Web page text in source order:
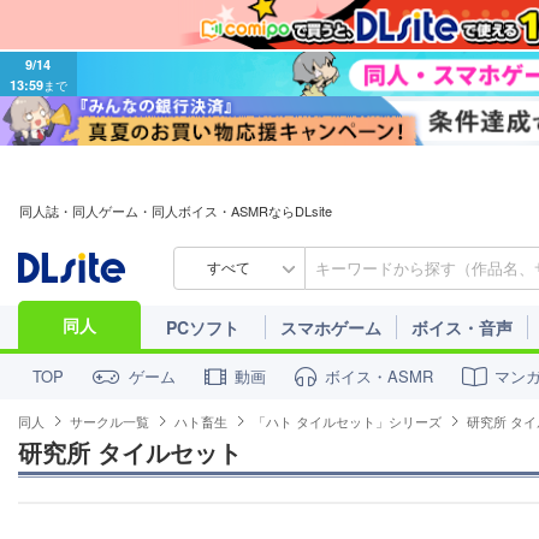
9/14
13:59まで
同人誌・同人ゲーム・同人ボイス・ASMRならDLsite
すべて
同人 PCソフト スマホゲーム ボイス・音声
TOP ゲーム 動画 ボイス・ASMR マン
同人 サークル一覧 ハト畜生 「ハト タイルセット」シリーズ 研究所 タ
研究所 タイルセット